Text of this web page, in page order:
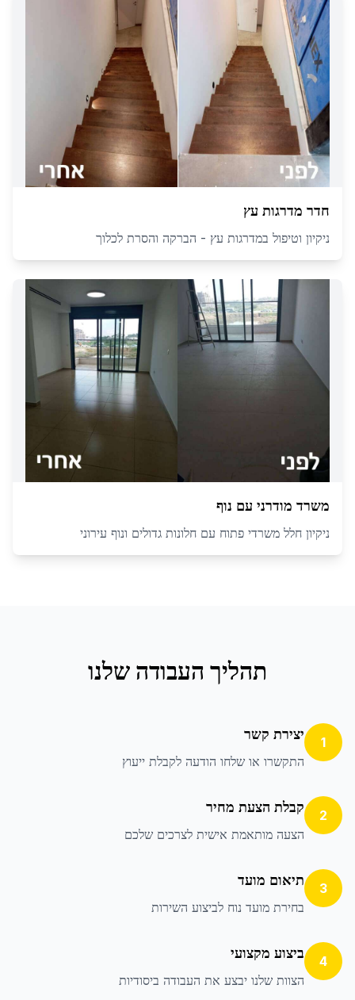
חדר מדרגות עץ
ניקיון וטיפול במדרגות עץ - הברקה והסרת לכלוך
משרד מודרני עם נוף
ניקיון חלל משרדי פתוח עם חלונות גדולים ונוף עירוני
תהליך העבודה שלנו
1 יצירת קשר
התקשרו או שלחו הודעה לקבלת ייעוץ
2 קבלת הצעת מחיר
הצעה מותאמת אישית לצרכים שלכם
3 תיאום מועד
בחירת מועד נוח לביצוע השירות
4 ביצוע מקצועי
הצוות שלנו יבצע את העבודה ביסודיות